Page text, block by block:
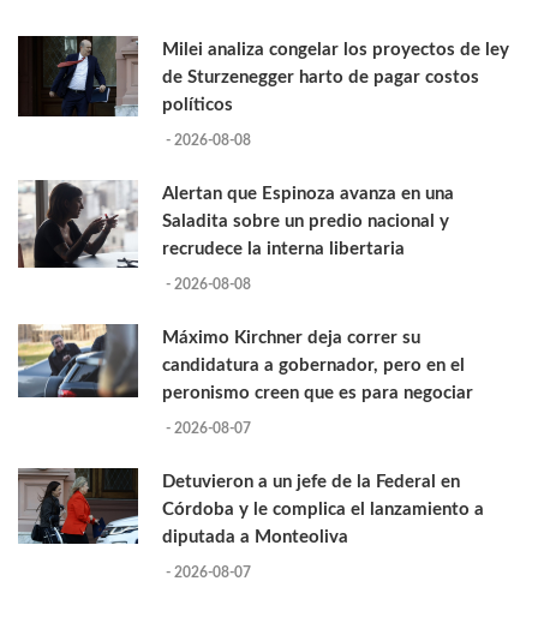
Milei analiza congelar los proyectos de ley
de Sturzenegger harto de pagar costos
políticos
- 2026-08-08
Alertan que Espinoza avanza en una
Saladita sobre un predio nacional y
recrudece la interna libertaria
- 2026-08-08
Máximo Kirchner deja correr su
candidatura a gobernador, pero en el
peronismo creen que es para negociar
- 2026-08-07
Detuvieron a un jefe de la Federal en
Córdoba y le complica el lanzamiento a
diputada a Monteoliva
- 2026-08-07